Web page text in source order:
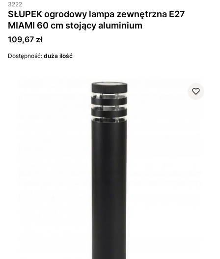
3222
SŁUPEK ogrodowy lampa zewnętrzna E27
MIAMI 60 cm stojący aluminium
Cena
109,67 zł
Dostępność: duża ilość